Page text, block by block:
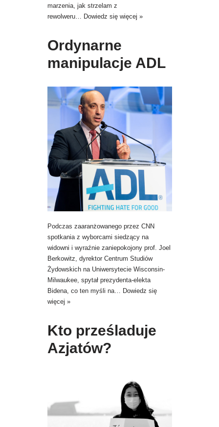
marzenia, jak strzelam z
rewolweru…
Dowiedz się więcej »
Ordynarne
manipulacje ADL
Podczas zaaranżowanego przez CNN
spotkania z wyborcami siedzący na
widowni i wyraźnie zaniepokojony prof. Joel
Berkowitz, dyrektor Centrum Studiów
Żydowskich na Uniwersytecie Wisconsin-
Milwaukee, spytał prezydenta-elekta
Bidena, co ten myśli na…
Dowiedz się
więcej »
Kto prześladuje
Azjatów?